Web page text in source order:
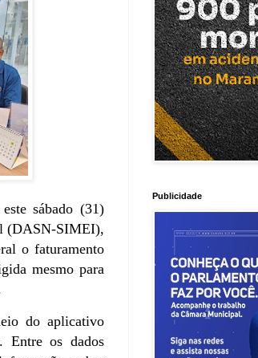
sábado (31)
(DASN-SIMEI),
o faturamento
mesmo para
do aplicativo
Entre os dados
Publicidade